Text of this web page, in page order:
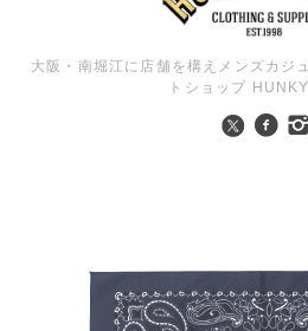
大阪・南堀江に店舗を構えメンズカジ
トショップ